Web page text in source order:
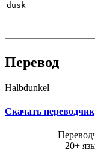
Перевод
Halbdunkel
Скачать переводчик
20+